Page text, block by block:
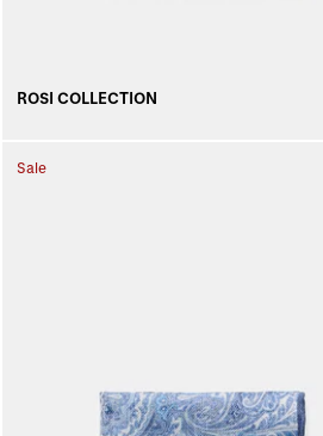
ROSI COLLECTION
Sale